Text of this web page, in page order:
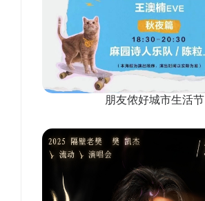
朋友侬好城市生活节